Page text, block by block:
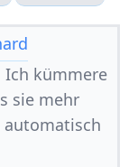
Ich kümmere
sie mehr
automatisch